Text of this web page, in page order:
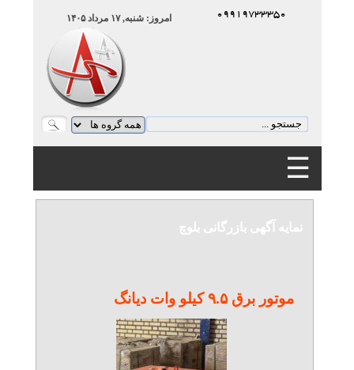
امروز: شنبه, ۱۷ مرداد ۱۴۰۵
☰
۰۹۹۱۹۷۳۳۳۵۰
۰۹۹۱۹۷۳۳۳۵۰
نمایه آگهی بازرگانی بلوچ
موتور برق ۹.۵ کیلو وات دیانگ